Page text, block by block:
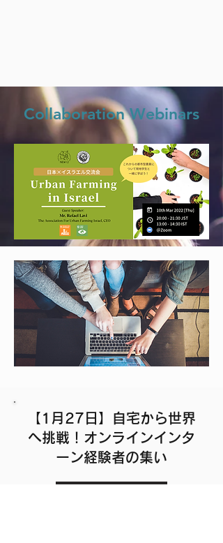
Collaboration Webinars
【1月27日】自宅から世界
へ挑戦！オンラインインタ
ーン経験者の集い